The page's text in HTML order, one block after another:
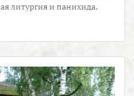
литургия и панихида.